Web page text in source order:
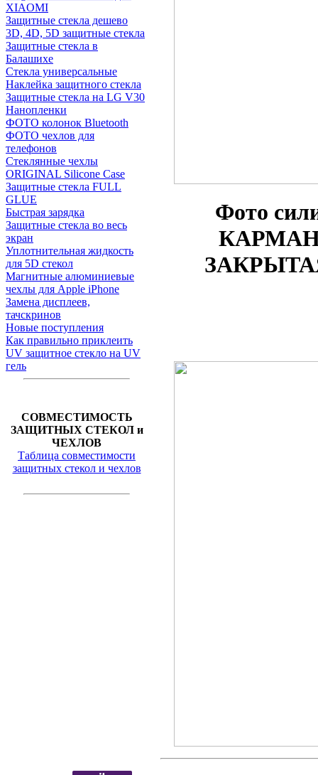
XIAOMI
Защитные стекла дешево
3D, 4D, 5D защитные стекла
Защитные стекла в
Балашихе
Стекла универсальные
Наклейка защитного стекла
Защитные стекла на LG V30
Нанопленки
ФОТО колонок Bluetooth
ФOTO чехлов для
телефонов
Стеклянные чехлы
ORIGINAL Silicone Case
Защитные стекла FULL
GLUE
Быстрая зарядка
Защитные стекла во весь
экран
Уплотнительная жидкость
для 5D стекол
Магнитные алюминиевые
чехлы для Apple iPhone
Замена дисплеев,
тачскринов
Новые поступления
Как правильно приклеить
UV защитное стекло на UV
гель
СОВМЕСТИМОСТЬ
ЗАЩИТНЫХ СТЕКОЛ и
ЧЕХЛОВ
Таблица совместимости
защитных стекол и чехлов
Фото